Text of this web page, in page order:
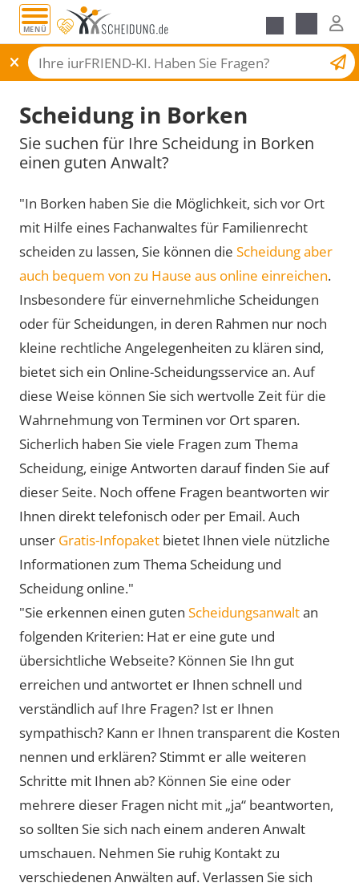
MENÜ
Scheidungsantrag
Scheidung in Borken
Sie suchen für Ihre Scheidung in Borken
einen guten Anwalt?
"In Borken haben Sie die Möglichkeit, sich vor Ort
mit Hilfe eines Fachanwaltes für Familienrecht
scheiden zu lassen, Sie können die Scheidung aber
auch bequem von zu Hause aus online einreichen.
Insbesondere für einvernehmliche Scheidungen
oder für Scheidungen, in deren Rahmen nur noch
kleine rechtliche Angelegenheiten zu klären sind,
bietet sich ein Online-Scheidungsservice an. Auf
diese Weise können Sie sich wertvolle Zeit für die
Wahrnehmung von Terminen vor Ort sparen.
Sicherlich haben Sie viele Fragen zum Thema
Scheidung, einige Antworten darauf finden Sie auf
dieser Seite. Noch offene Fragen beantworten wir
Ihnen direkt telefonisch oder per Email. Auch
unser Gratis-Infopaket bietet Ihnen viele nützliche
Informationen zum Thema Scheidung und
Scheidung online."
"Sie erkennen einen guten Scheidungsanwaltan
folgenden Kriterien: Hat er eine gute und
übersichtliche Webseite? Können Sie Ihn gut
erreichen und antwortet er Ihnen schnell und
verständlich auf Ihre Fragen? Ist er Ihnen
sympathisch? Kann er Ihnen transparent die Kosten
nennen und erklären? Stimmt er alle weiteren
Schritte mit Ihnen ab? Können Sie eine oder
mehrere dieser Fragen nicht mit „ja“ beantworten,
so sollten Sie sich nach einem anderen Anwalt
umschauen. Nehmen Sie ruhig Kontakt zu
verschiedenen Anwälten auf. Verlassen Sie sich